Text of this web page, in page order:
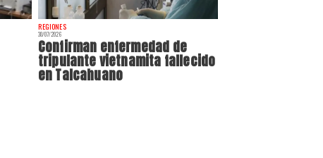
REGIONES
30/07/2026
Confirman enfermedad de
tripulante vietnamita fallecido
en Talcahuano